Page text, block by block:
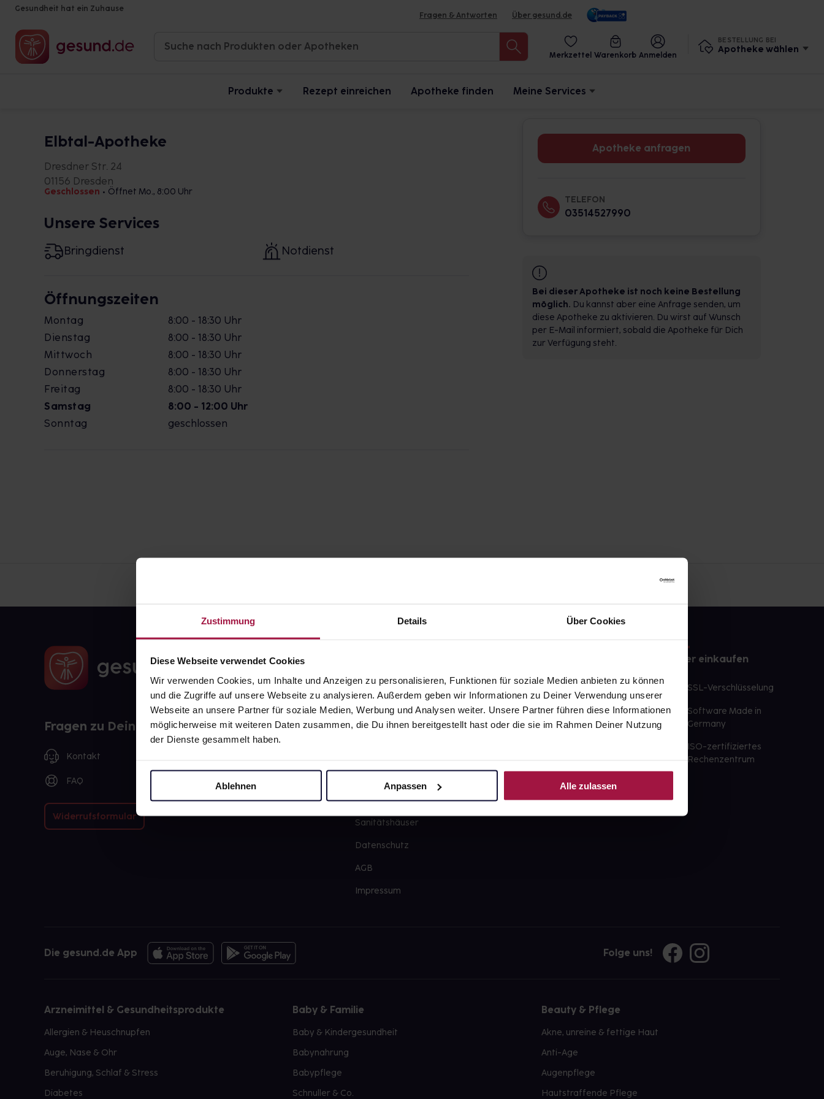
Zustimmung Details Über Cookies
Diese Webseite verwendet Cookies
Wir verwenden Cookies, um Inhalte und Anzeigen zu personalisieren, Funktionen für soziale Medien anbieten zu können
und die Zugriffe auf unsere Webseite zu analysieren. Außerdem geben wir Informationen zu Deiner Verwendung unserer
Webseite an unsere Partner für soziale Medien, Werbung und Analysen weiter. Unsere Partner führen diese Informationen
möglicherweise mit weiteren Daten zusammen, die Du ihnen bereitgestellt hast oder die sie im Rahmen Deiner Nutzung
der Dienste gesammelt haben.
Ablehnen Anpassen Alle zulassen
Gesundheit hat ein Zuhause
Fragen & Antworten Über gesund.de
Merkzettel Warenkorb Anmelden
BESTELLUNG BEI
Apotheke wählen
Produkte Rezept einreichen Apotheke finden Meine Services
Elbtal-Apotheke
Dresdner Str. 24
01156 Dresden
Geschlossen • Öffnet Mo., 8:00 Uhr
Unsere Services
Bringdienst Notdienst
Öffnungszeiten
Montag
8:00 - 18:30 Uhr
Dienstag
8:00 - 18:30 Uhr
Mittwoch
8:00 - 18:30 Uhr
Donnerstag
8:00 - 18:30 Uhr
Freitag
8:00 - 18:30 Uhr
Samstag
8:00 - 12:00 Uhr
Sonntag
geschlossen
Apotheke anfragen
TELEFON
03514527990
Bei dieser Apotheke ist noch keine Bestellung
möglich. Du kannst aber eine Anfrage senden, um
diese Apotheke zu aktivieren. Du wirst auf Wunsch
per E-Mail informiert, sobald die Apotheke für Dich
zur Verfügung steht.
Fragen zu Deiner Bestellung?
Kontakt
FAQ
Widerrufsformular
Über uns
Karriere
gesund-versorger.de
Sanitätshäuser
Datenschutz
AGB
Impressum
Ausgewählte Wunschprodukte
sofort abholbereit
Lieferung für sofort verfügbare
Große Auswahl an Apotheken
Sicher einkaufen
SSL-Verschlüsselung
Software Made in
Germany
ISO-zertifiziertes
Rechenzentrum
Die gesund.de App Folge uns!
Arzneimittel & Gesundheitsprodukte
Allergien & Heuschnupfen
Auge, Nase & Ohr
Beruhigung, Schlaf & Stress
Diabetes
Baby & Familie
Baby & Kindergesundheit
Babynahrung
Babypflege
Schnuller & Co.
Beauty & Pflege
Akne, unreine & fettige Haut
Anti-Age
Augenpflege
Hautstraffende Pflege